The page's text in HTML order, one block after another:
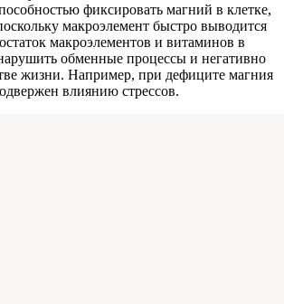
фиксировать магний в клетке,
макроэлемент быстро выводится
макроэлементов и витаминов в
обменные процессы и негативно
жизни. Например, при дефиците магния
влиянию стрессов.